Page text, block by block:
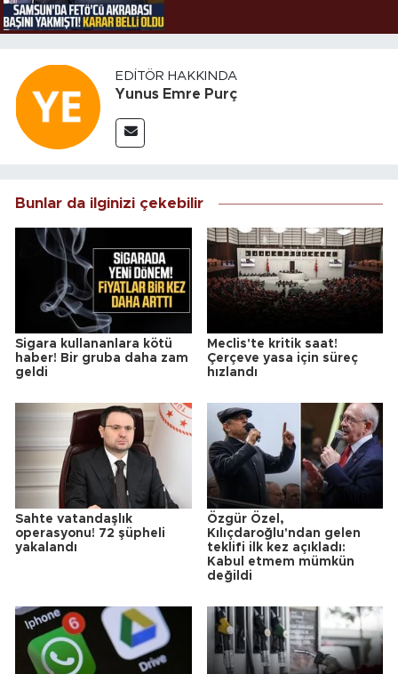
EDITÖR HAKKINDA
Yunus Emre Purç
Bunlar da ilginizi çekebilir
Sigara kullananlara kötü
haber! Bir gruba daha zam
geldi
Meclis'te kritik saat!
Çerçeve yasa için süreç
hızlandı
Sahte vatandaşlık
operasyonu! 72 şüpheli
yakalandı
Özgür Özel,
Kılıçdaroğlu'ndan gelen
teklifi ilk kez açıkladı:
Kabul etmem mümkün
değildi